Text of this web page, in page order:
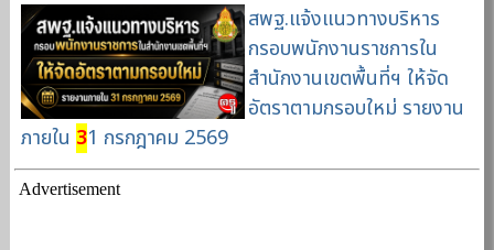
สพฐ.แจ้งแนวทางบริหาร
กรอบพนักงานราชการใน
สำนักงานเขตพื้นที่ฯ ให้จัด
อัตราตามกรอบใหม่ รายงาน
ภายใน 31 กรกฎาคม 2569
Advertisement